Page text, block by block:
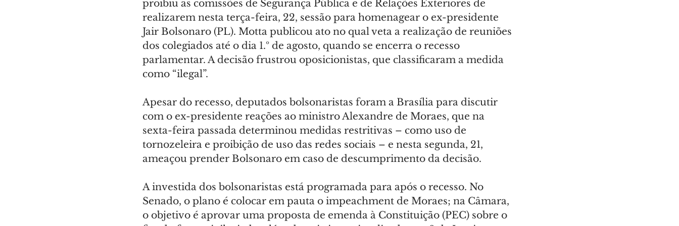
proibiu as comissões de Segurança Pública e de Relações Exteriores de
realizarem nesta terça-feira, 22, sessão para homenagear o ex-presidente
Jair Bolsonaro (PL). Motta publicou ato no qual veta a realização de reuniões
dos colegiados até o dia 1.º de agosto, quando se encerra o recesso
parlamentar. A decisão frustrou oposicionistas, que classificaram a medida
como “ilegal”.
Apesar do recesso, deputados bolsonaristas foram a Brasília para discutir
com o ex-presidente reações ao ministro Alexandre de Moraes, que na
sexta-feira passada determinou medidas restritivas – como uso de
tornozeleira e proibição de uso das redes sociais – e nesta segunda, 21,
ameaçou prender Bolsonaro em caso de descumprimento da decisão.
A investida dos bolsonaristas está programada para após o recesso. No
Senado, o plano é colocar em pauta o impeachment de Moraes; na Câmara,
o objetivo é aprovar uma proposta de emenda à Constituição (PEC) sobre o